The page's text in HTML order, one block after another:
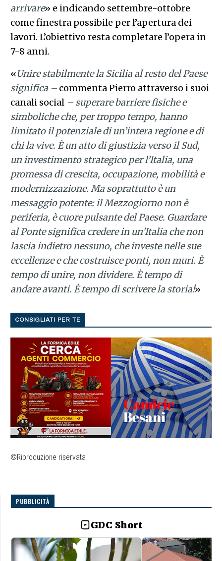
arrivare» e indicando settembre-ottobre
come finestra possibile per l’apertura dei
lavori. L’obiettivo resta completare l’opera in
7-8 anni.
«Unire stabilmente la Sicilia al resto del Paese
significa – commenta Pierro attraverso i suoi
canali social – superare barriere fisiche e
simboliche che, per troppo tempo, hanno
limitato il potenziale di un’intera regione e di
chi la vive. È un atto di giustizia verso il Sud,
un investimento strategico per l’Italia, una
promessa di crescita, occupazione, mobilità e
modernizzazione. Ma soprattutto è un
messaggio potente: il Mezzogiorno non è
periferia, è cuore pulsante del Paese. Guardare
al Ponte significa credere in un’Italia che non
lascia indietro nessuno, che investe nelle sue
eccellenze e che costruisce ponti, non muri. È
tempo di unire, non dividere. È tempo di
andare avanti. È tempo di scrivere la storia!»
CONSIGLIATI PER TE
©Riproduzione riservata
PUBBLICITÀ
GDC Short